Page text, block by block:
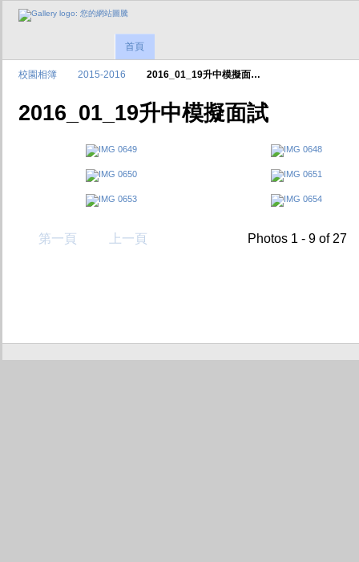
首頁
校園相簿 2015-2016 2016_01_19升中模擬面…
2016_01_19升中模擬面試
第一頁 上一頁 Photos 1 - 9 of 27